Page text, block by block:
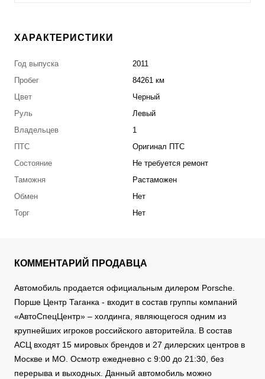
ХАРАКТЕРИСТИКИ
Год выпуска
2011
Пробег
84261 км
Цвет
Черный
Руль
Левый
Владельцев
1
ПТС
Оригинал ПТС
Состояние
Не требуется ремонт
Таможня
Растаможен
Обмен
Нет
Торг
Нет
КОММЕНТАРИЙ ПРОДАВЦА
Автомобиль продается официальным дилером Porsche.
Порше Центр Таганка - входит в состав группы компаний
«АвтоСпецЦентр» – холдинга, являющегося одним из
крупнейших игроков российского авторитейла. В состав
АСЦ входят 15 мировых брендов и 27 дилерских центров в
Москве и МО. Осмотр ежедневно с 9:00 до 21:30, без
перерыва и выходных. Данный автомобиль можно